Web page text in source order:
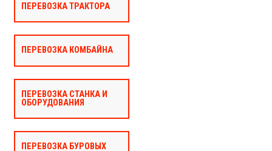
ПЕРЕВОЗКА ТРАКТОРА
ПЕРЕВОЗКА КОМБАЙНА
ПЕРЕВОЗКА СТАНКА И
ОБОРУДОВАНИЯ
ПЕРЕВОЗКА БУРОВЫХ